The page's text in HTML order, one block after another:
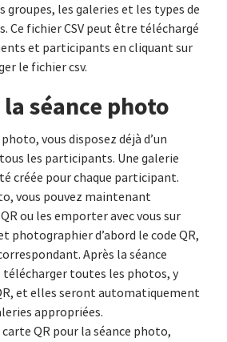
groupes, les galeries et les types de
Ce fichier CSV peut être téléchargé
et participants en cliquant sur
le fichier csv.
séance photo
vous disposez déjà d’un
les participants. Une galerie
créée pour chaque participant.
vous pouvez maintenant
ou les emporter avec vous sur
photographier d’abord le code QR,
Après la séance
télécharger toutes les photos, y
et elles seront automatiquement
appropriées.
QR pour la séance photo,